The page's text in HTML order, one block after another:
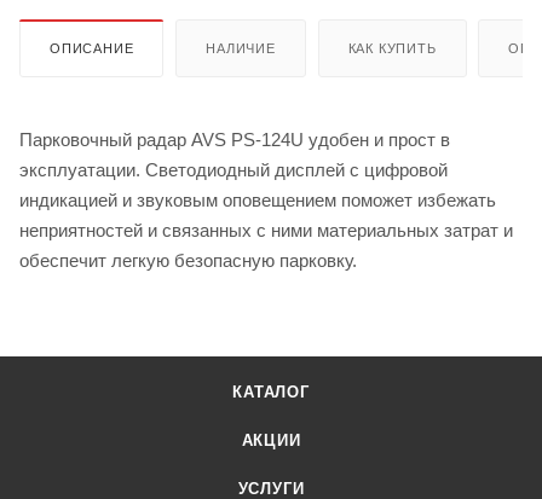
ОПИСАНИЕ НАЛИЧИЕ КАК КУПИТЬ
Парковочный радар AVS PS-124U удобен и прост в
эксплуатации. Светодиодный дисплей с цифровой
индикацией и звуковым оповещением поможет избежать
неприятностей и связанных с ними материальных затрат и
обеспечит легкую безопасную парковку.
КАТАЛОГ
АКЦИИ
УСЛУГИ